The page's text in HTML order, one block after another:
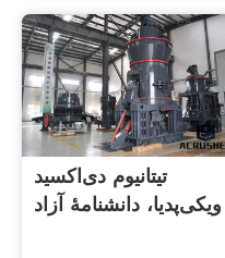
تیتانیوم دی‌اکسید
ویکی‌پدیا، دانشنامهٔ آزاد